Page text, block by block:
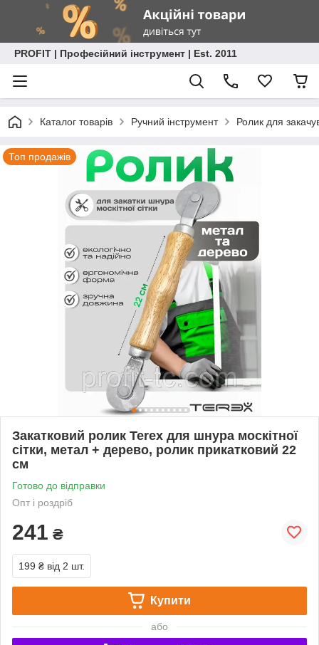
PROFIT | Професійний інструмент | Est. 2011
Каталог товарів Ручний інструмент Ролик для
Топ продажів
Закатковий ролик Terex для шнура москітної
сітки, метал + дерево, ролик прикатковий 22
см
Готово до відправки
Опт і роздріб
241 ₴
199 ₴ від 2 шт.
Купити
або